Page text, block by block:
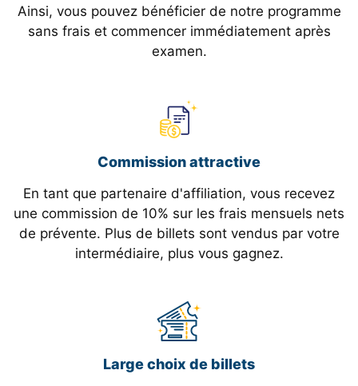
Ainsi, vous pouvez bénéficier de notre programme
sans frais et commencer immédiatement après
examen.
Commission attractive
En tant que partenaire d'affiliation, vous recevez
une commission de 10% sur les frais mensuels nets
de prévente. Plus de billets sont vendus par votre
intermédiaire, plus vous gagnez.
Large choix de billets